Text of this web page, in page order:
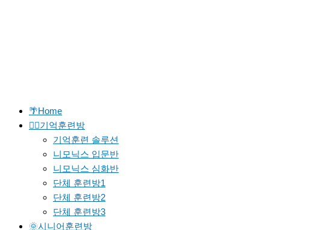
🌴Home
🐱‍🚀기억훈련방
기억훈련 솔루션
니모닉스 입문반
니모닉스 심화반
단체 훈련방1
단체 훈련방2
단체 훈련방3
🌞시니어훈련방